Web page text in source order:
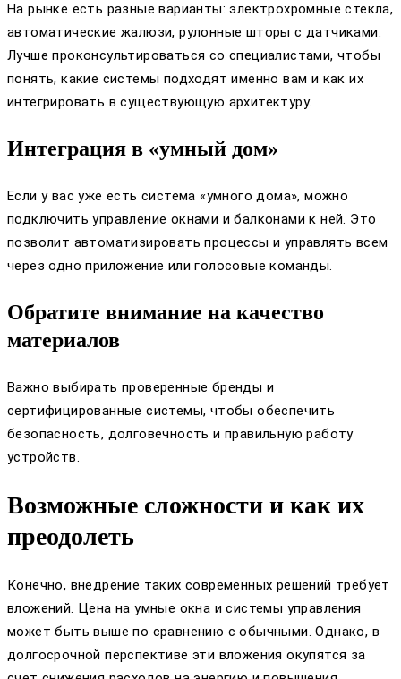
На рынке есть разные варианты: электрохромные стекла,
автоматические жалюзи, рулонные шторы с датчиками.
Лучше проконсультироваться со специалистами, чтобы
понять, какие системы подходят именно вам и как их
интегрировать в существующую архитектуру.
Интеграция в «умный дом»
Если у вас уже есть система «умного дома», можно
подключить управление окнами и балконами к ней. Это
позволит автоматизировать процессы и управлять всем
через одно приложение или голосовые команды.
Обратите внимание на качество
материалов
Важно выбирать проверенные бренды и
сертифицированные системы, чтобы обеспечить
безопасность, долговечность и правильную работу
устройств.
Возможные сложности и как их
преодолеть
Конечно, внедрение таких современных решений требует
вложений. Цена на умные окна и системы управления
может быть выше по сравнению с обычными. Однако, в
долгосрочной перспективе эти вложения окупятся за